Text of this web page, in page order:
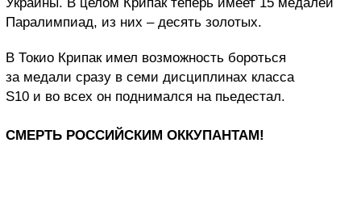
Украины. В целом Крипак теперь имеет 15 медалей
Паралимпиад, из них – десять золотых.
В Токио Крипак имел возможность бороться
за медали сразу в семи дисциплинах класса
S10 и во всех он поднимался на пьедестал.
СМЕРТЬ РОССИЙСКИМ ОККУПАНТАМ!